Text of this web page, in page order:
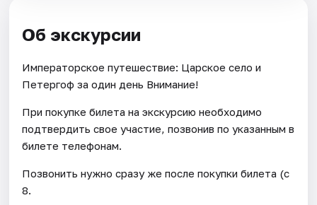
Об экскурсии
Императорское путешествие: Царское село и
Петергоф за один день Внимание!
При покупке билета на экскурсию необходимо
подтвердить свое участие, позвонив по указанным в
билете телефонам.
Позвонить нужно сразу же после покупки билета (с
8.